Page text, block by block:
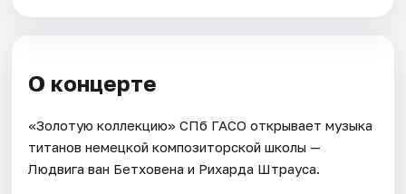
О концерте
«Золотую коллекцию» СПб ГАСО открывает музыка
титанов немецкой композиторской школы —
Людвига ван Бетховена и Рихарда Штрауса.